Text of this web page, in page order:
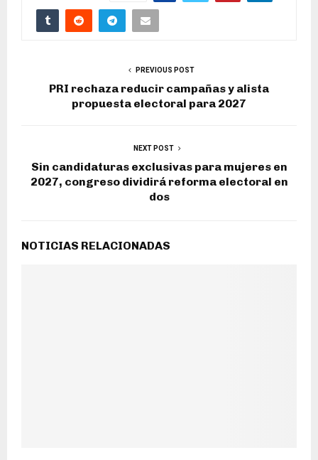
PREVIOUS POST
PRI rechaza reducir campañas y alista
propuesta electoral para 2027
NEXT POST
Sin candidaturas exclusivas para mujeres en
2027, congreso dividirá reforma electoral en
dos
NOTICIAS RELACIONADAS